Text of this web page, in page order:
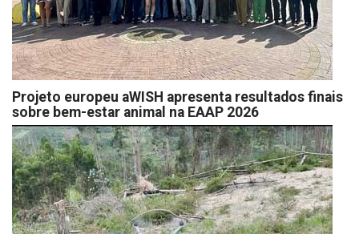
Projeto europeu aWISH apresenta resultados finais
sobre bem-estar animal na EAAP 2026